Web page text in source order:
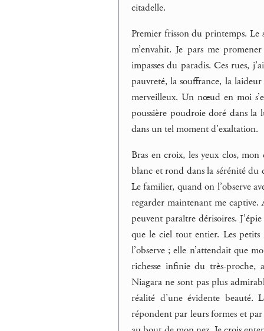
citadelle.
Premier frisson du printemps. Le
m’envahit. Je pars me
impasses du paradis. Ces rues,
pauvreté, la souffrance, la
merveilleux. Un nœud en moi
poussière poudroie doré dans la
dans un tel moment d’exaltation.
Bras en croix, les yeux clos, mon
blanc et rond dans la sérénité du
Le familier, quand on l’observe
regarder maintenant me captive.
peuvent paraître dérisoires.
que le ciel tout entier. Les petits
l’observe ; elle n’attendait que
richesse infinie du très-proche,
Niagara ne sont pas plus
réalité d’une évidente beauté.
répondent par leurs formes et